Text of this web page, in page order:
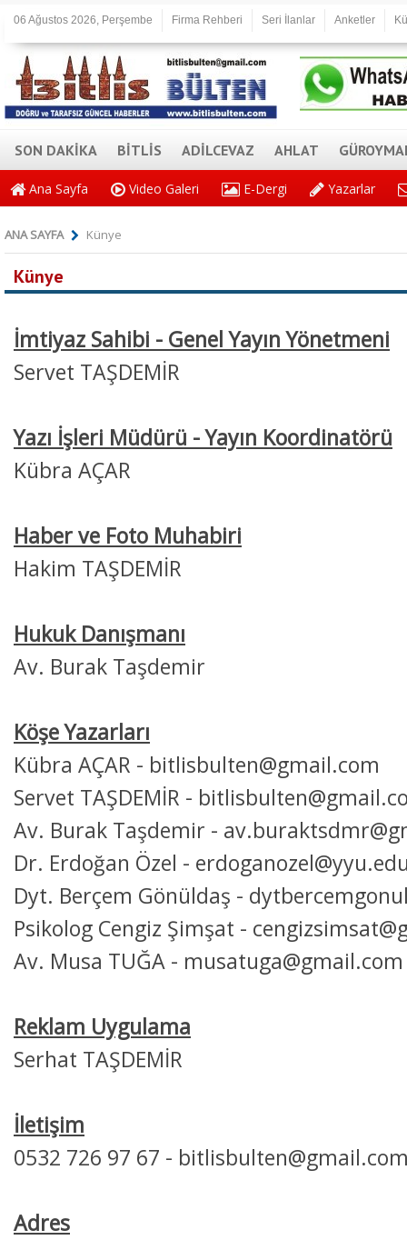
06 Ağustos 2026, Perşembe Firma Rehberi Seri İlanlar Anketler
SON DAKİKA BİTLİS ADİLCEVAZ AHLAT
Ana Sayfa Video Galeri E-Dergi Yazarlar
ANA SAYFA Künye
Künye
İmtiyaz Sahibi - Genel Yayın Yönetmeni
Servet TAŞDEMİR
Yazı İşleri Müdürü - Yayın Koordinatörü
Kübra AÇAR
Haber ve Foto Muhabiri
Hakim TAŞDEMİR
Hukuk Danışmanı
Av. Burak Taşdemir
Köşe Yazarları
Kübra AÇAR - bitlisbulten@gmail.com
Servet TAŞDEMİR -
Av. Burak Taşdemir -
Dr. Erdoğan Özel -
Dyt. Berçem Gönüldaş -
Psikolog Cengiz Şimşat -
Av. Musa TUĞA - musatuga@gmail.com
Reklam Uygulama
Serhat TAŞDEMİR
İletişim
0532 726 97 67 -
Adres